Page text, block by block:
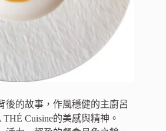
後的故事，作風穩健的主廚呂
Cuisine的美感與精神。